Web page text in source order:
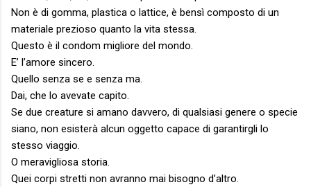
Non è di gomma, plastica o lattice, è bensì composto di un
materiale prezioso quanto la vita stessa.
Questo è il condom migliore del mondo.
E’ l’amore sincero.
Quello senza se e senza ma.
Dai, che lo avevate capito.
Se due creature si amano davvero, di qualsiasi genere o specie
siano, non esisterà alcun oggetto capace di garantirgli lo
stesso viaggio.
O meravigliosa storia.
Quei corpi stretti non avranno mai bisogno d’altro.